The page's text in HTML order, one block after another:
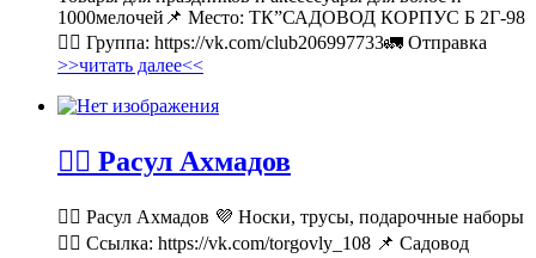
1000мелочей📌 Место: ТК”САДОВОД КОРПУС Б 2Г-98
👉🏻 Группа: https://vk.com/club206997733🚛 Отправка
>>читать далее<<
💁‍♂ Расул Ахмадов
💁‍♂ Расул Ахмадов 💜 Носки, трусы, подарочные наборы
👉🏻 Ссылка: https://vk.com/torgovly_108 📌 Садовод